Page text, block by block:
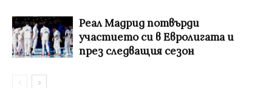
Реал Мадрид потвърди
участието си в Евролигата и
през следващия сезон